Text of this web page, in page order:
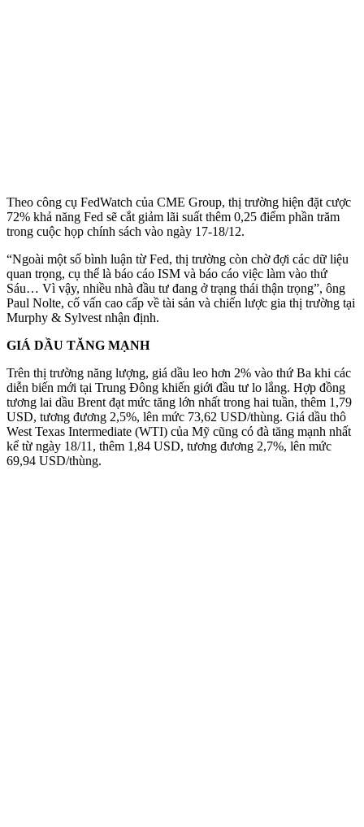
Theo công cụ FedWatch của CME Group, thị trường hiện đặt cược
72% khả năng Fed sẽ cắt giảm lãi suất thêm 0,25 điểm phần trăm
trong cuộc họp chính sách vào ngày 17-18/12.
“Ngoài một số bình luận từ Fed, thị trường còn chờ đợi các dữ liệu
quan trọng, cụ thể là báo cáo ISM và báo cáo việc làm vào thứ
Sáu… Vì vậy, nhiều nhà đầu tư đang ở trạng thái thận trọng”, ông
Paul Nolte, cố vấn cao cấp về tài sản và chiến lược gia thị trường tại
Murphy & Sylvest nhận định.
GIÁ DẦU TĂNG MẠNH
Trên thị trường năng lượng, giá dầu leo hơn 2% vào thứ Ba khi các
diễn biến mới tại Trung Đông khiến giới đầu tư lo lắng. Hợp đồng
tương lai dầu Brent đạt mức tăng lớn nhất trong hai tuần, thêm 1,79
USD, tương đương 2,5%, lên mức 73,62 USD/thùng. Giá dầu thô
West Texas Intermediate (WTI) của Mỹ cũng có đà tăng mạnh nhất
kể từ ngày 18/11, thêm 1,84 USD, tương đương 2,7%, lên mức
69,94 USD/thùng.